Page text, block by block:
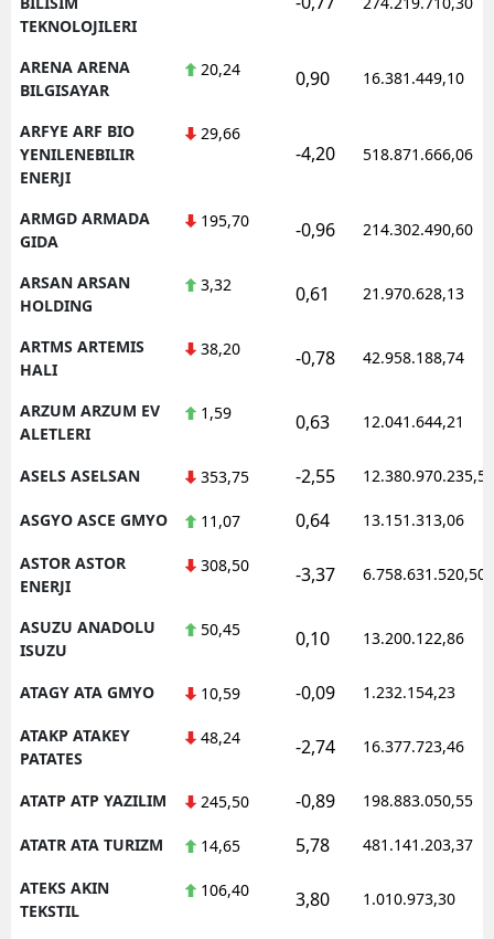
TEKNOLOJILERI
ARENA ARENA
BILGISAYAR
20,24 0,90 16.381.449,10
ARFYE ARF BIO
YENILENEBILIR
ENERJI
29,66
-4,20 518.871.666,06
ARMGD ARMADA
GIDA
195,70 -0,96 214.302.490,60
ARSAN ARSAN
HOLDING
3,32 0,61 21.970.628,13
ARTMS ARTEMIS
HALI
38,20 -0,78 42.958.188,74
ARZUM ARZUM EV
ALETLERI
1,59 0,63 12.041.644,21
ASELS ASELSAN 353,75 -2,55 12.380.970.235,50
ASGYO ASCE GMYO 11,07 0,64 13.151.313,06
ASTOR ASTOR
ENERJI
308,50 -3,37 6.758.631.520,50
ASUZU ANADOLU
ISUZU
50,45 0,10 13.200.122,86
ATAGY ATA GMYO 10,59 -0,09 1.232.154,23
ATAKP ATAKEY
PATATES
48,24 -2,74 16.377.723,46
ATATP ATP YAZILIM 245,50 -0,89 198.883.050,55
ATATR ATA TURIZM 14,65 5,78 481.141.203,37
ATEKS AKIN
TEKSTIL
106,40 3,80 1.010.973,30